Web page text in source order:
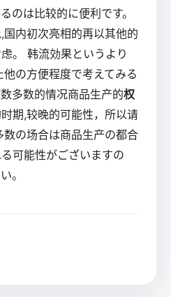
のは比较的に便利です。
内初次亮相的再以其他的
。 韩流効果というより
の方便程度で考えてみる
多数的情况商品生产的权
期,较晚的可能性，所以请
の场合は商品生产の都合
可能性がございますの
。